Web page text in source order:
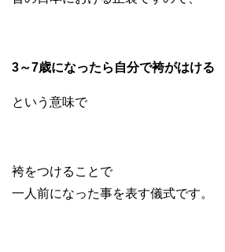
3～7歳になったら自分で袴がはける
という意味で
袴をつけることで
一人前になった事を表す儀式です。